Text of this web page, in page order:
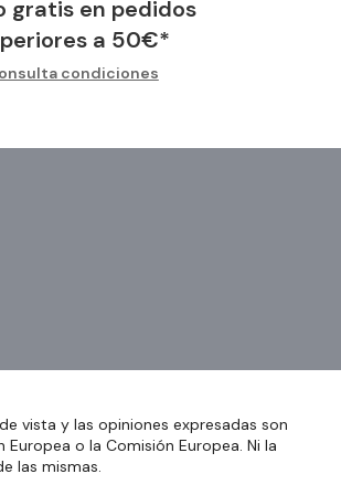
gratis en pedidos
a 50€*
condiciones
vista y las opiniones expresadas son
o la Comisión Europea. Ni la
las mismas.